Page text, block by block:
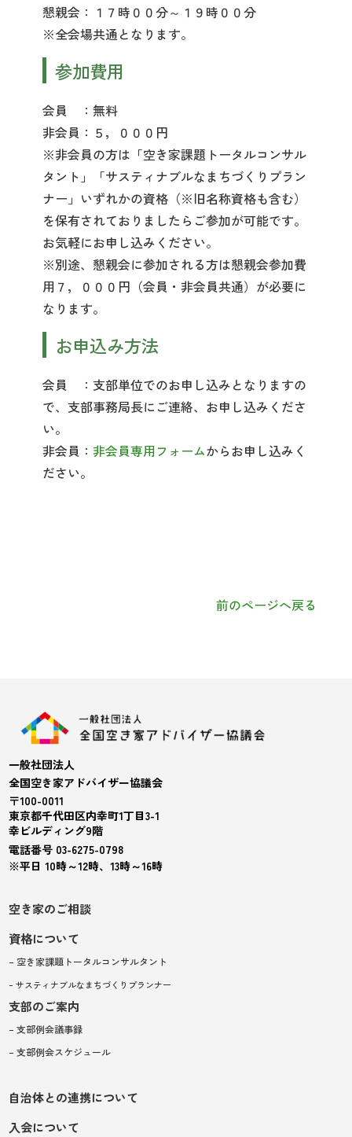
懇親会：１７時００分～１９時００分
※全会場共通となります。
参加費用
会員 ：無料
非会員：５，０００円
※非会員の方は「空き家課題トータルコンサル
タント」「サスティナブルなまちづくりプラン
ナー」いずれかの資格（※旧名称資格も含む）
を保有されておりましたらご参加が可能です。
お気軽にお申し込みください。
※別途、懇親会に参加される方は懇親会参加費
用７，０００円（会員・非会員共通）が必要に
なります。
お申込み方法
会員 ：支部単位でのお申し込みとなりますの
で、支部事務局長にご連絡、お申し込みくださ
い。
非会員： 非会員専用フォームからお申し込みく
ださい。
前のページへ戻る
一般社団法人
全国空き家アドバイザー協議会
〒100-0011
東京都千代田区内幸町1丁目3-1
幸ビルディング9階
電話番号 03-6275-0798
※平日 10時～12時、13時～16時
空き家のご相談
資格について
– 空き家課題トータルコンサルタント
– サスティナブルなまちづくりプランナー
支部のご案内
– 支部例会議事録
– 支部例会スケジュール
自治体との連携について
入会について